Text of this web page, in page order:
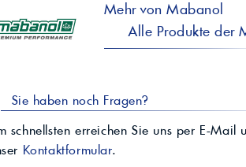
Mehr von Mabanol
Alle Produkte der
Sie haben noch Fragen?
schnellsten erreichen Sie uns per E-Mail
Kontaktformular.